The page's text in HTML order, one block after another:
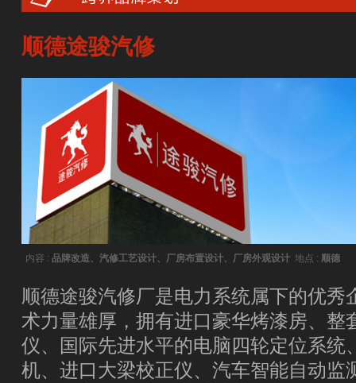
顺德途骏汽修
内容 : 品牌改造、汽修工艺设计、厂房布置设计、厂房外观设计 地点 : 顺德
顺德途骏汽修厂是电力系统属下的优秀
术力量雄厚，拥有进口豪华烤漆房、整
仪、国际先进水平的电脑四轮定位系统
机、进口大梁校正仪、汽车智能自动监